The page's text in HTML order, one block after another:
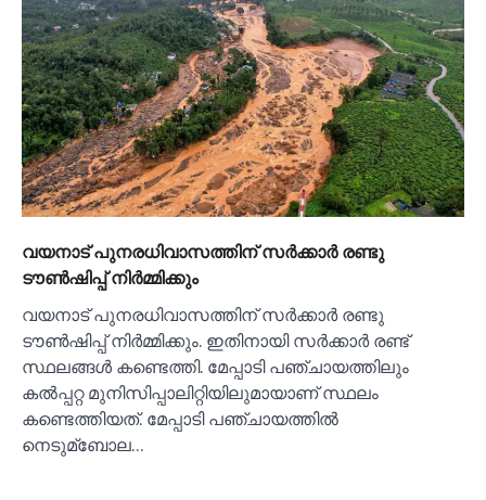
വയനാട് പുനരധിവാസത്തിന് സര്‍ക്കാര്‍ രണ്ടു
ടൗണ്‍ഷിപ്പ് നിര്‍മ്മിക്കും
വയനാട് പുനരധിവാസത്തിന് സര്‍ക്കാര്‍ രണ്ടു
ടൗണ്‍ഷിപ്പ് നിര്‍മ്മിക്കും. ഇതിനായി സര്‍ക്കാര്‍ രണ്ട്
സ്ഥലങ്ങള്‍ കണ്ടെത്തി. മേപ്പാടി പഞ്ചായത്തിലും
കല്‍പ്പറ്റ മുനിസിപ്പാലിറ്റിയിലുമായാണ് സ്ഥലം
കണ്ടെത്തിയത്. മേപ്പാടി പഞ്ചായത്തില്‍
നെടുമ്ബോല…